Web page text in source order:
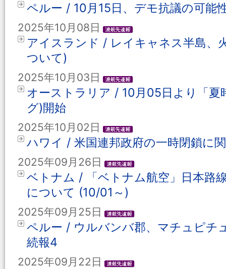
ペルー / 10月15日、デモ抗議の可能
2025年10月08日
アイスランド / レイキャネス半島、
ついて)
2025年10月03日
オーストラリア / 10月05日より「
グ)開始
2025年10月02日
ハワイ / 米国連邦政府の一時閉鎖に
2025年09月26日
ベトナム / 「ベトナム航空」日本路
について (10/01～)
2025年09月25日
ペルー / ウルバンバ郡、マチュピチ
続報4
2025年09月22日